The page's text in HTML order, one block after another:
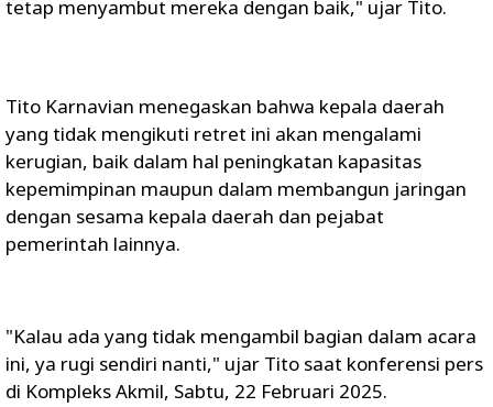
tetap menyambut mereka dengan baik," ujar Tito.
Tito Karnavian menegaskan bahwa kepala daerah
yang tidak mengikuti retret ini akan mengalami
kerugian, baik dalam hal peningkatan kapasitas
kepemimpinan maupun dalam membangun jaringan
dengan sesama kepala daerah dan pejabat
pemerintah lainnya.
"Kalau ada yang tidak mengambil bagian dalam acara
ini, ya rugi sendiri nanti," ujar Tito saat konferensi pers
di Kompleks Akmil, Sabtu, 22 Februari 2025.